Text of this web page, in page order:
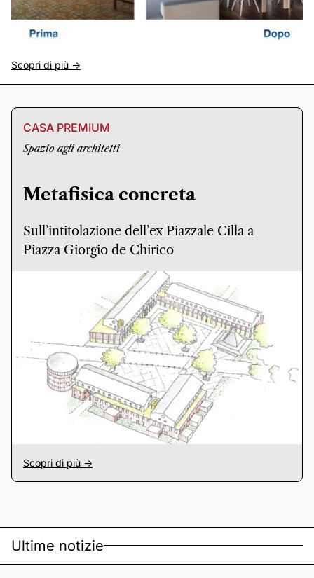
Scopri di più ->
CASA PREMIUM
Spazio agli architetti
Metafisica concreta
Sull’intitolazione dell’ex Piazzale Cilla a
Piazza Giorgio de Chirico
Scopri di più ->
Ultime notizie